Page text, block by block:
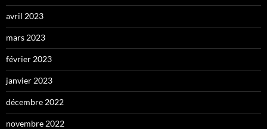
avril 2023
mars 2023
février 2023
janvier 2023
décembre 2022
novembre 2022